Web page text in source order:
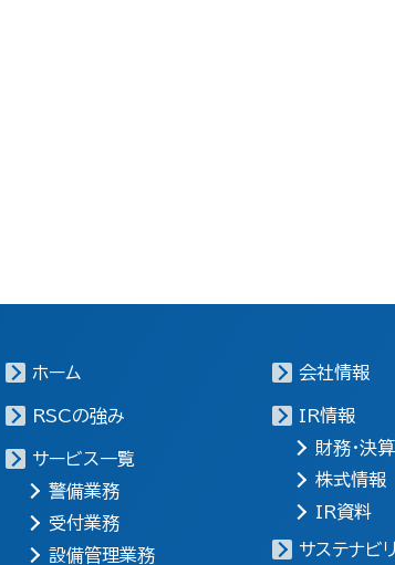
ホーム
RSCの強み
サービス一覧
警備業務
受付業務
設備管理業務
会社情報
IR情報
財務・決
株式情報
IR資料
サステナビ